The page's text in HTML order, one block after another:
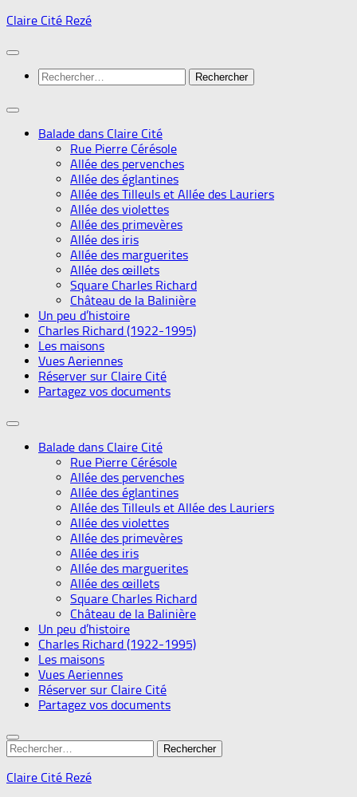
Skip
content
Claire Cité Rezé
Rechercher :
Balade dans Claire Cité
Rue Pierre Cérésole
Allée des pervenches
Allée des églantines
Allée des Tilleuls et Allée des Lauriers
Allée des violettes
Allée des primevères
Allée des iris
Allée des marguerites
Allée des œillets
Square Charles Richard
Château de la Balinière
Un peu d’histoire
Charles Richard (1922-1995)
Les maisons
Vues Aeriennes
Réserver sur Claire Cité
Partagez vos documents
Balade dans Claire Cité
Rue Pierre Cérésole
Allée des pervenches
Allée des églantines
Allée des Tilleuls et Allée des Lauriers
Allée des violettes
Allée des primevères
Allée des iris
Allée des marguerites
Allée des œillets
Square Charles Richard
Château de la Balinière
Un peu d’histoire
Charles Richard (1922-1995)
Les maisons
Vues Aeriennes
Réserver sur Claire Cité
Partagez vos documents
Rechercher :
Claire Cité Rezé